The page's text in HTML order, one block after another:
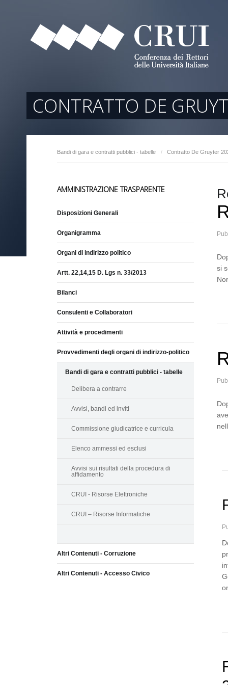
CONTRATTO DE
Bandi di gara e contratti pubblici - tabelle / Contratto De Gruyter
si
AMMINISTRAZIONE TRASPARENTE
Disposizioni Generali
Organigramma
Organi di indirizzo politico
Artt. 22,14,15 D. Lgs n. 33/2013
Bilanci
Consulenti e Collaboratori
Attività e procedimenti
Provvedimenti degli organi di indirizzo-politico
Bandi di gara e contratti pubblici - tabelle
Delibera a contrarre
Avvisi, bandi ed inviti
Commissione giudicatrice e curricula
Elenco ammessi ed esclusi
Avvisi sui risultati della procedura di
affidamento
CRUI - Risorse Elettroniche
CRUI – Risorse Informatiche
Altri Contenuti - Corruzione
Altri Contenuti - Accesso Civico